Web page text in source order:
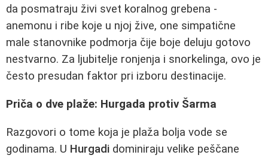
da posmatraju živi svet koralnog grebena -
anemonu i ribe koje u njoj žive, one simpatične
male stanovnike podmorja čije boje deluju gotovo
nestvarno. Za ljubitelje ronjenja i snorkelinga, ovo je
često presudan faktor pri izboru destinacije.
Priča o dve plaže: Hurgada protiv Šarma
Razgovori o tome koja je plaža bolja vode se
godinama. U Hurgadi dominiraju velike peščane